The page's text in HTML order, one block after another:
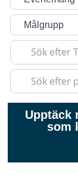
Sök efter Titel
Sök efter plats
Upptäck
som